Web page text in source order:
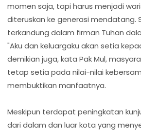
momen saja, tapi harus menjadi
diteruskan ke generasi mendatang.
terkandung dalam firman Tuhan
"Aku dan keluargaku akan setia
demikian juga, kata Pak Mul,
tetap setia pada nilai-nilai
membuktikan manfaatnya.
Meskipun terdapat peningkatan
dari dalam dan luar kota yang